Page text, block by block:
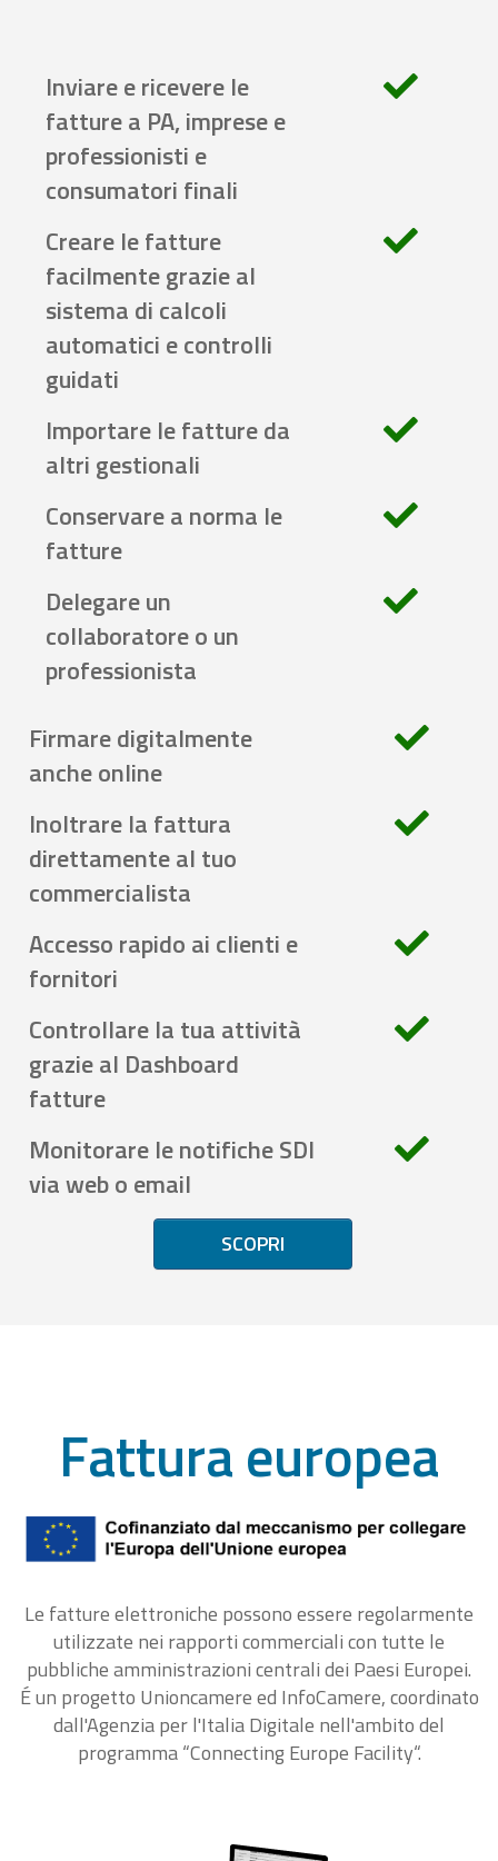
Inviare e ricevere le
fatture a PA, imprese e
professionisti e
consumatori finali
Creare le fatture
facilmente grazie al
sistema di calcoli
automatici e controlli
guidati
Importare le fatture da
altri gestionali
Conservare a norma le
fatture
Delegare un
collaboratore o un
professionista
Firmare digitalmente
anche online
Inoltrare la fattura
direttamente al tuo
commercialista
Accesso rapido ai clienti e
fornitori
Controllare la tua attività
grazie al Dashboard
fatture
Monitorare le notifiche SDI
via web o email
SCOPRI
Fattura europea
Le fatture elettroniche possono essere regolarmente
utilizzate nei rapporti commerciali con tutte le
pubbliche amministrazioni centrali dei Paesi Europei.
É un progetto Unioncamere ed InfoCamere, coordinato
dall'Agenzia per l'Italia Digitale nell'ambito del
programma “Connecting Europe Facility“.